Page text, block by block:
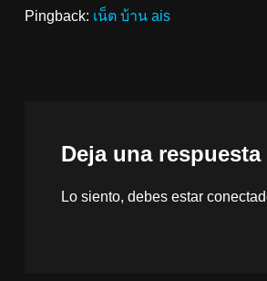
Pingback: เน็ต บ้าน ais
Deja una respuesta
Lo siento, debes estar